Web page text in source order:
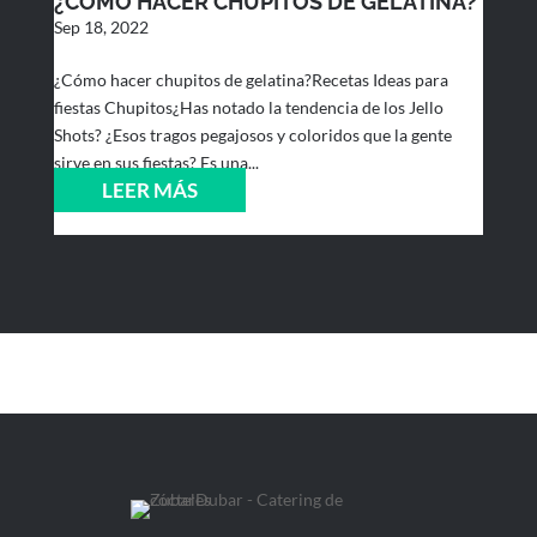
Sep 18, 2022
¿Cómo hacer chupitos de gelatina?Recetas Ideas para
fiestas Chupitos¿Has notado la tendencia de los Jello
Shots? ¿Esos tragos pegajosos y coloridos que la gente
sirve en sus fiestas? Es una...
LEER MÁS